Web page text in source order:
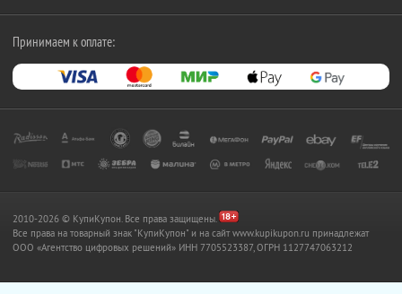
Принимаем к оплате:
2010-2026 © КупиКупон. Все права защищены.
Все права на товарный знак "КупиКупон" и на сайт www.kupikupon.ru принадлежат
OOO «Агентство цифровых решений» ИНН 7705523387, ОГРН 1127747063212